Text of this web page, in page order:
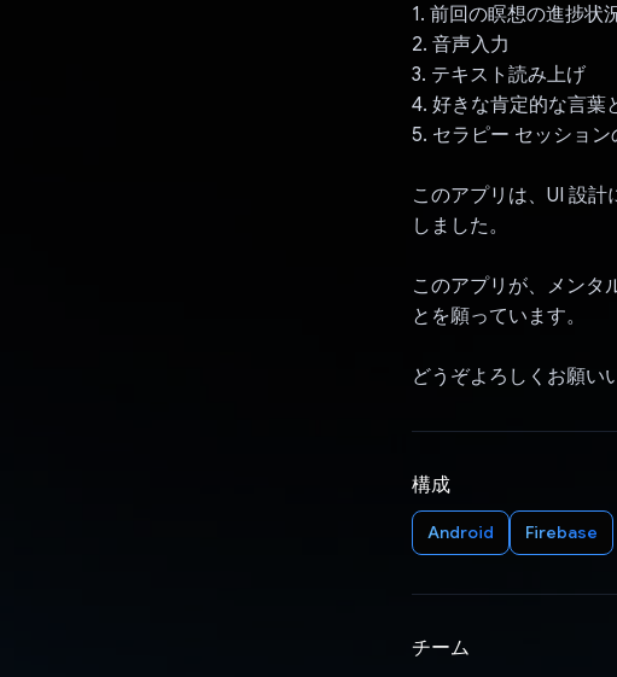
1. 前回の瞑想の進捗状
2. 音声入力
3. テキスト読み上げ
4. 好きな肯定的な言葉
5. セラピー セッション
このアプリは、UI 設
しました。
このアプリが、メンタ
とを願っています。
どうぞよろしくお願い
構成
Android Firebase
チーム